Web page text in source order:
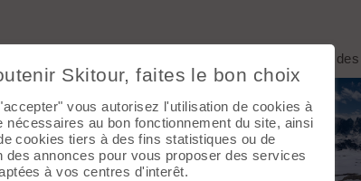
Dôme
Skitour, faites le bon choix
vous autorisez l'utilisation de cookies à
nécessaires au bon fonctionnement du site, ainsi
cookies tiers à des fins statistiques ou de
des annonces pour vous proposer des services
à vos centres d'interêt.